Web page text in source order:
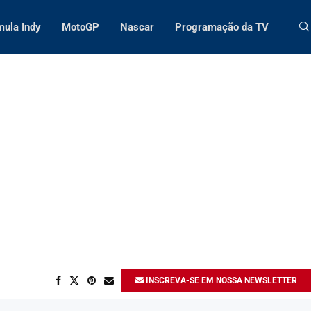
Indy MotoGP Nascar Programação da TV
INSCREVA-SE EM NOSSA NEWSLETTER